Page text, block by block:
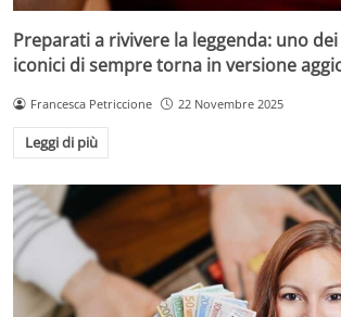
Preparati a rivivere la leggenda: uno
iconici di sempre torna in versione
Francesca Petriccione 22 Novembre 2025
Leggi di più